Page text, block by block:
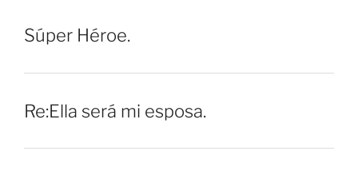
Súper Héroe.
Re:Ella será mi esposa.